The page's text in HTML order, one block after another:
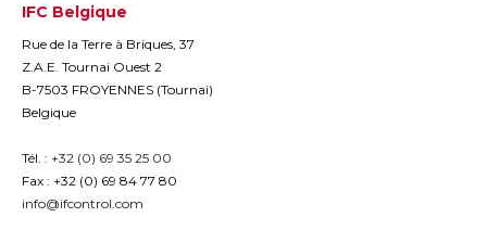
IFC Belgique
Rue de la Terre à Briques, 37
Z.A.E. Tournai Ouest 2
B-7503 FROYENNES (Tournai)
Belgique
Tél. : +32 (0) 69 35 25 00
Fax : +32 (0) 69 84 77 80
info@ifcontrol.com